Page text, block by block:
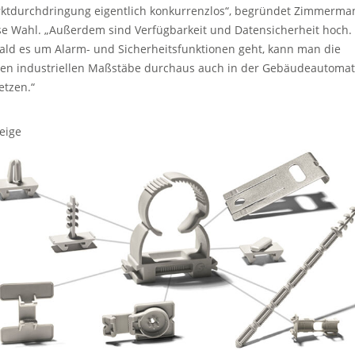
eigentlich konkurrenzlos“, begründet
Wahl. „Außerdem sind Verfügbarkeit und Datensicherheit hoch.
es um Alarm- und Sicherheitsfunktionen geht, kann man die
industriellen Maßstäbe durchaus auch in der